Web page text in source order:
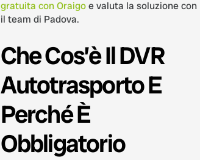
gratuita con Oraigoe valuta la soluzione con
il team di Padova.
Che Cos’è Il DVR
Autotrasporto E
Perché È
Obbligatorio